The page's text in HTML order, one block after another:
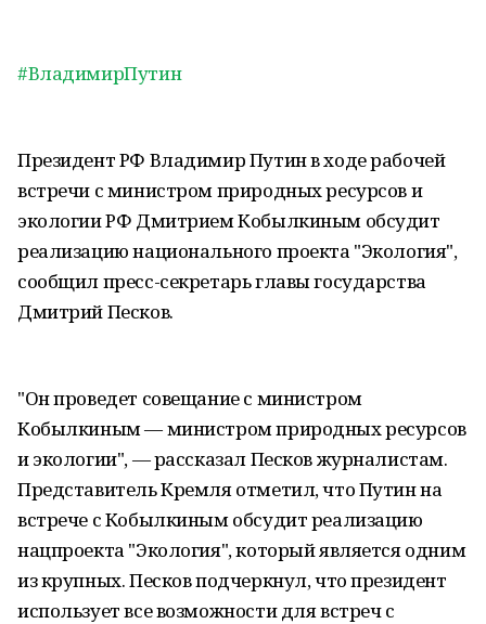
#ВладимирПутин
Президент РФ Владимир Путин в ходе рабочей
встречи с министром природных ресурсов и
экологии РФ Дмитрием Кобылкиным обсудит
реализацию национального проекта "Экология",
сообщил пресс-секретарь главы государства
Дмитрий Песков.
"Он проведет совещание с министром
Кобылкиным — министром природных ресурсов
и экологии", — рассказал Песков журналистам.
Представитель Кремля отметил, что Путин на
встрече с Кобылкиным обсудит реализацию
нацпроекта "Экология", который является одним
из крупных. Песков подчеркнул, что президент
использует все возможности для встреч с